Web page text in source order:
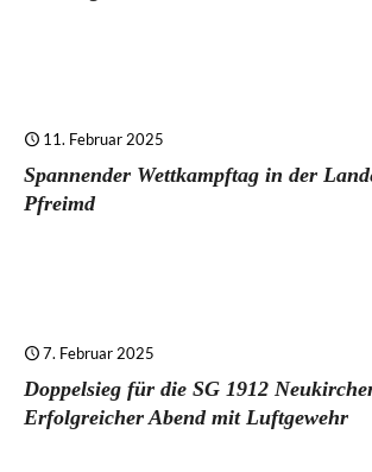
11. Februar 2025
Spannender Wettkampftag in der
Pfreimd
7. Februar 2025
Doppelsieg für die SG 1912
Erfolgreicher Abend mit Luftgewehr